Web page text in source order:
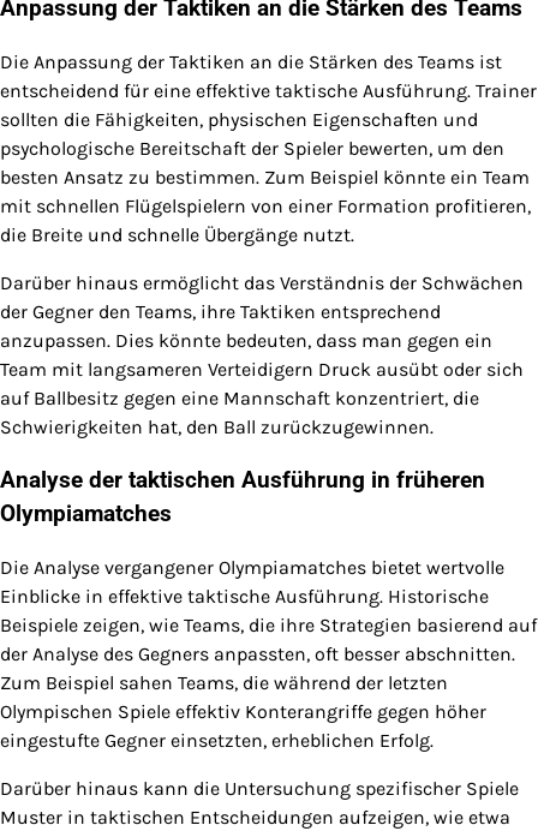
Anpassung der Taktiken an die Stärken des Teams
Die Anpassung der Taktiken an die Stärken des Teams ist
entscheidend für eine effektive taktische Ausführung. Trainer
sollten die Fähigkeiten, physischen Eigenschaften und
psychologische Bereitschaft der Spieler bewerten, um den
besten Ansatz zu bestimmen. Zum Beispiel könnte ein Team
mit schnellen Flügelspielern von einer Formation profitieren,
die Breite und schnelle Übergänge nutzt.
Darüber hinaus ermöglicht das Verständnis der Schwächen
der Gegner den Teams, ihre Taktiken entsprechend
anzupassen. Dies könnte bedeuten, dass man gegen ein
Team mit langsameren Verteidigern Druck ausübt oder sich
auf Ballbesitz gegen eine Mannschaft konzentriert, die
Schwierigkeiten hat, den Ball zurückzugewinnen.
Analyse der taktischen Ausführung in früheren
Olympiamatches
Die Analyse vergangener Olympiamatches bietet wertvolle
Einblicke in effektive taktische Ausführung. Historische
Beispiele zeigen, wie Teams, die ihre Strategien basierend auf
der Analyse des Gegners anpassten, oft besser abschnitten.
Zum Beispiel sahen Teams, die während der letzten
Olympischen Spiele effektiv Konterangriffe gegen höher
eingestufte Gegner einsetzten, erheblichen Erfolg.
Darüber hinaus kann die Untersuchung spezifischer Spiele
Muster in taktischen Entscheidungen aufzeigen, wie etwa